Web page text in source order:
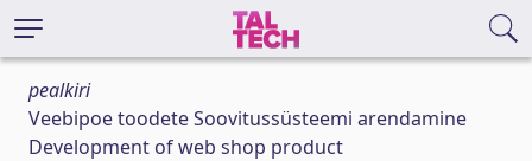
pealkiri
Veebipoe toodete Soovitussüsteemi arendamine
Development of web shop product